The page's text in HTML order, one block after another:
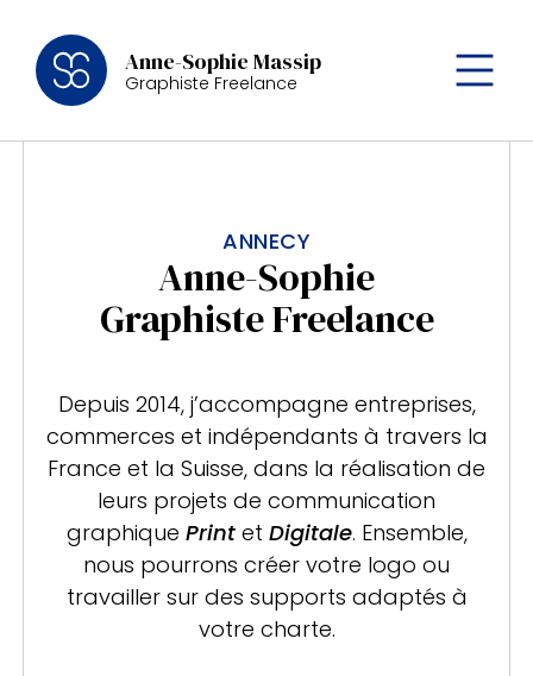
Anne-Sophie Massip
Graphiste Freelance
ANNECY
Anne-Sophie
Graphiste Freelance
Depuis 2014, j’accompagne entreprises,
commerces et indépendants à travers la
France et la Suisse, dans la réalisation de
leurs projets de communication
graphique Print et Digitale. Ensemble,
nous pourrons créer votre logo ou
travailler sur des supports adaptés à
votre charte.